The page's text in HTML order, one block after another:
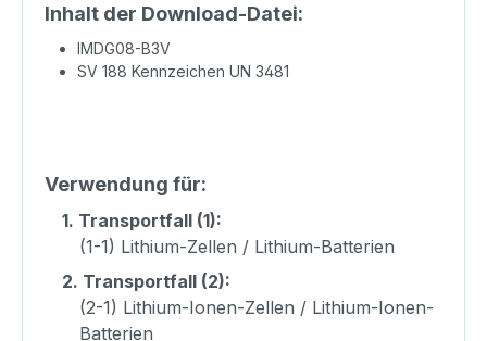
Inhalt der Download-Datei:
IMDG08-B3V
SV 188 Kennzeichen UN 3481
Verwendung für:
1. Transportfall (1):
(1-1) Lithium-Zellen / Lithium-Batterien
2. Transportfall (2):
(2-1) Lithium-Ionen-Zellen / Lithium-Ionen-
Batterien